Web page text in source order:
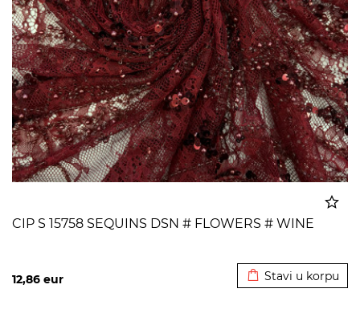
CIP S 15758 SEQUINS DSN # FLOWERS # WINE
12,86 eur Stavi u korpu